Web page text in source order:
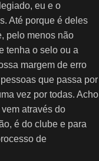
eu e o
Até porque é deles
pelo menos não
tenha o selo ou a
margem de erro
que passa por
vez por todas. Acho
através do
é do clube e para
de